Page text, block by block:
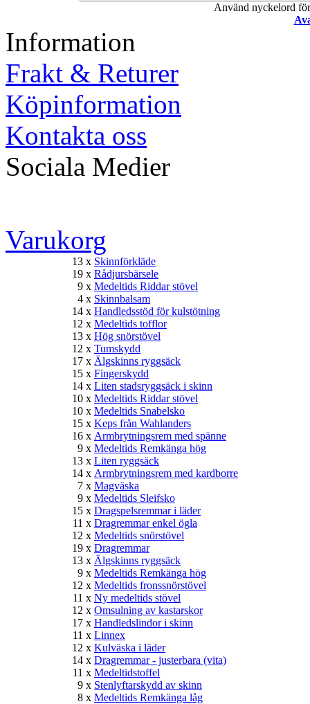
Använd nyckelord
Information
Frakt & Returer
Köpinformation
Kontakta oss
Sociala Medier
Varukorg
13 x Skinnförkläde
19 x Rådjursbärsele
9 x Medeltids Riddar stövel
4 x Skinnbalsam
14 x Handledsstöd för kulstötning
12 x Medeltids tofflor
13 x Hög snörstövel
12 x Tumskydd
17 x Älgskinns ryggsäck
15 x Fingerskydd
14 x Liten stadsryggsäck i skinn
10 x Medeltids Riddar stövel
10 x Medeltids Snabelsko
15 x Keps från Wahlanders
16 x Armbrytningsrem med spänne
9 x Medeltids Remkänga hög
13 x Liten ryggsäck
14 x Armbrytningsrem med kardborre
7 x Magväska
9 x Medeltids Sleifsko
15 x Dragspelsremmar i läder
11 x Dragremmar enkel ögla
12 x Medeltids snörstövel
19 x Dragremmar
13 x Älgskinns ryggsäck
9 x Medeltids Remkänga hög
12 x Medeltids fronssnörstövel
11 x Ny medeltids stövel
12 x Omsulning av kastarskor
17 x Handledslindor i skinn
11 x Linnex
12 x Kulväska i läder
14 x Dragremmar - justerbara (vita)
11 x Medeltidstoffel
9 x Stenlyftarskydd av skinn
8 x Medeltids Remkänga låg